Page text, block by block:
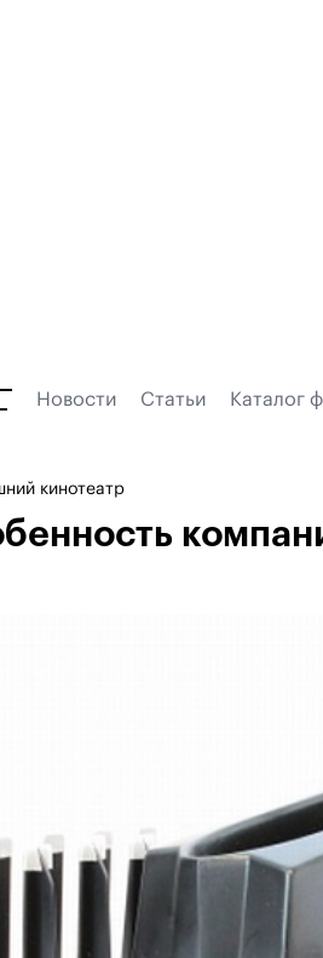
Новости Статьи Каталог
кинотеатр